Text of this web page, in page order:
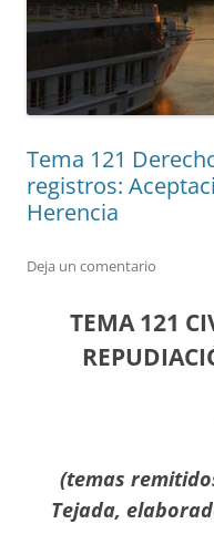
Tema 121
registros:
Herencia
Deja un comentario
TEMA 121
(temas
Tejada,